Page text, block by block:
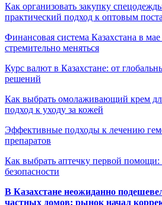
Как организовать закупку
практический подход к оптовым
Финансовая система Казахстана в мае
стремительно меняться
Курс валют в Казахстане: от
решений
Как выбрать омолаживающий крем
подход к уходу за кожей
Эффективные подходы к лечению
препаратов
Как выбрать аптечку первой
безопасности
В Казахстане неожиданно
частных домов: рынок начал